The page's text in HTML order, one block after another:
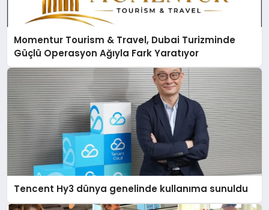
Momentur Tourism & Travel, Dubai Turizminde
Güçlü Operasyon Ağıyla Fark Yaratıyor
Tencent Hy3 dünya genelinde kullanıma sunuldu